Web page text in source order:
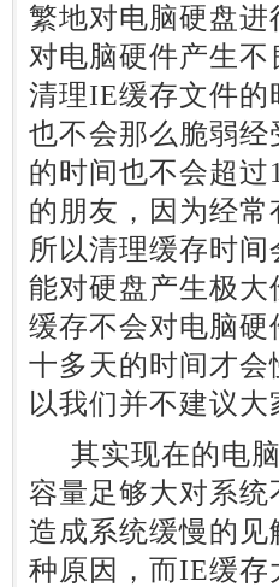
繁地对电脑硬盘
对电脑硬件产生
清理IE缓存文件
也不会那么脆弱
的时间也不会超
的朋友，因为经
所以清理缓存时
能对硬盘产生极
缓存不会对电脑
十多天的时间才
以我们并不建议
其实现在的电脑
容量足够大对系
造成系统缓慢的
种原因，而IE缓